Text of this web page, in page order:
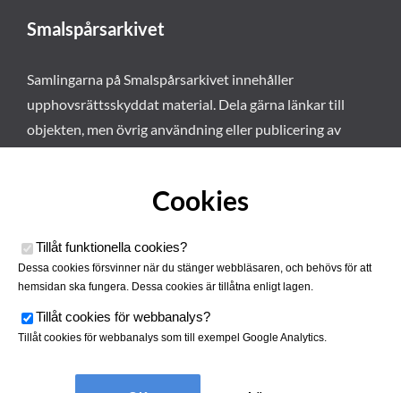
Smalspårsarkivet
Samlingarna på Smalspårsarkivet innehåller
upphovsrättsskyddat material. Dela gärna länkar till
objekten, men övrig användning eller publicering av
Cookies
Tillåt funktionella cookies?
Dessa cookies försvinner när du stänger webbläsaren, och behövs för att
hemsidan ska fungera. Dessa cookies är tillåtna enligt lagen.
Tillåt cookies för webbanalys?
Tillåt cookies för webbanalys som till exempel Google Analytics.